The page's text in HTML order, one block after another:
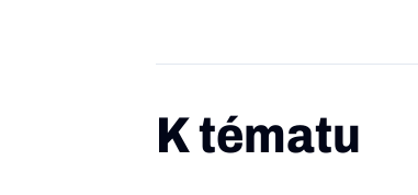
K tématu